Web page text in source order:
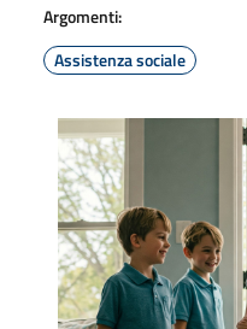
Argomenti:
Assistenza sociale